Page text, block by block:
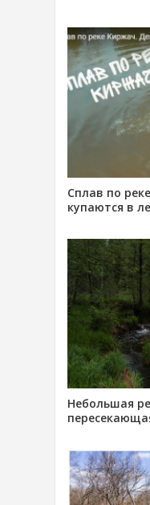
Сплав по
купаются в
Небольшая